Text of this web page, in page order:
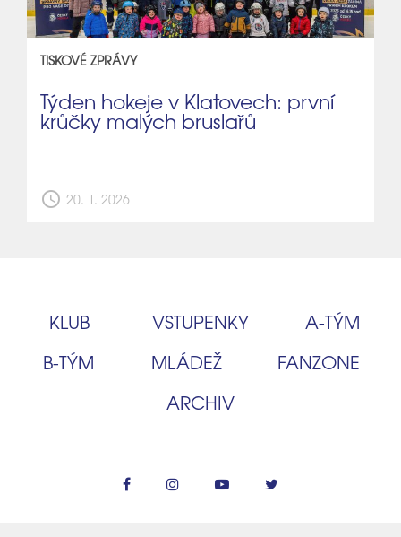
TISKOVÉ ZPRÁVY
Týden hokeje v Klatovech: první
krůčky malých bruslařů
schedule 20. 1. 2026
KLUB VSTUPENKY
A‑TÝM
B‑TÝM
MLÁDEŽ
FANZONE
ARCHIV